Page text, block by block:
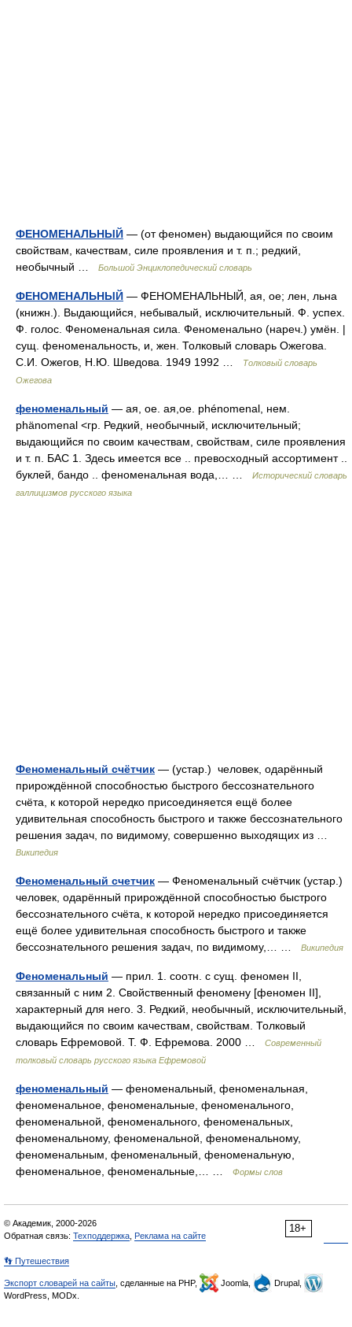
ФЕНОМЕНАЛЬНЫЙ — (от феномен) выдающийся по своим
свойствам, качествам, силе проявления и т. п.; редкий,
необычный …
Большой Энциклопедический словарь
ФЕНОМЕНАЛЬНЫЙ — ФЕНОМЕНАЛЬНЫЙ, ая, ое; лен, льна
(книжн.). Выдающийся, небывалый, исключительный. Ф. успех.
Ф. голос. Феноменальная сила. Феноменально (нареч.) умён. |
сущ. феноменальность, и, жен. Толковый словарь Ожегова.
С.И. Ожегов, Н.Ю. Шведова. 1949 1992 …
Толковый словарь
Ожегова
феноменальный — ая, ое. ая,ое. phénomenal, нем.
phänomenal <гр. Редкий, необычный, исключительный;
выдающийся по своим качествам, свойствам, силе проявления
и т. п. БАС 1. Здесь имеется все .. превосходный ассортимент ..
буклей, бандо .. феноменальная вода,… …
Исторический словарь
галлицизмов русского языка
Феноменальный счётчик — (устар.) человек, одарённый
прирождённой способностью быстрого бессознательного
счёта, к которой нередко присоединяется ещё более
удивительная способность быстрого и также бессознательного
решения задач, по видимому, совершенно выходящих из …
Википедия
Феноменальный счетчик — Феноменальный счётчик (устар.)
человек, одарённый прирождённой способностью быстрого
бессознательного счёта, к которой нередко присоединяется
ещё более удивительная способность быстрого и также
бессознательного решения задач, по видимому,… …
Википедия
Феноменальный — прил. 1. соотн. с сущ. феномен II,
связанный с ним 2. Свойственный феномену [феномен II],
характерный для него. 3. Редкий, необычный, исключительный,
выдающийся по своим качествам, свойствам. Толковый
словарь Ефремовой. Т. Ф. Ефремова. 2000 …
Современный
толковый словарь русского языка Ефремовой
феноменальный — феноменальный, феноменальная,
феноменальное, феноменальные, феноменального,
феноменальной, феноменального, феноменальных,
феноменальному, феноменальной, феноменальному,
феноменальным, феноменальный, феноменальную,
феноменальное, феноменальные,… …
Формы слов
18+
© Академик, 2000-2026
Обратная связь: Техподдержка Реклама на сайте
👣 Путешествия
Экспорт словарей на сайты , сделанные на PHP, Joomla,
Drupal,
WordPress, MODx.